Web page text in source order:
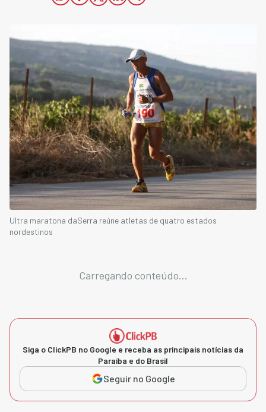
Ultra maratona daSerra reúne atletas de quatro estados
nordestinos
Carregando conteúdo...
Siga o ClickPB no Google e receba as principais notícias da
Paraíba e do Brasil
Seguir no Google